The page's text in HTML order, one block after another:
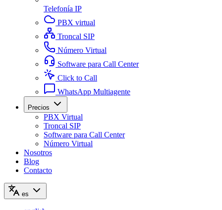
Telefonía IP
PBX virtual
Troncal SIP
Número Virtual
Software para Call Center
Click to Call
WhatsApp Multiagente
Precios
PBX Virtual
Troncal SIP
Software para Call Center
Número Virtual
Nosotros
Blog
Contacto
es